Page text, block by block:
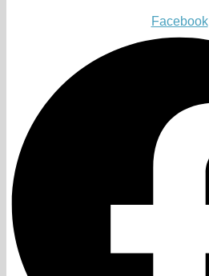
Facebook